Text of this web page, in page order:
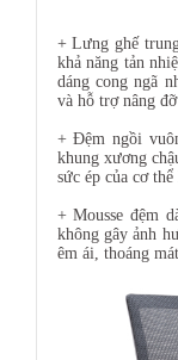
+ Lưng ghế
khả năng tản
dáng cong ngã
và hỗ trợ nâng
+ Đệm ngồi
khung xương
sức ép của cơ thể
+ Mousse đệm
không gây ảnh
êm ái, thoáng